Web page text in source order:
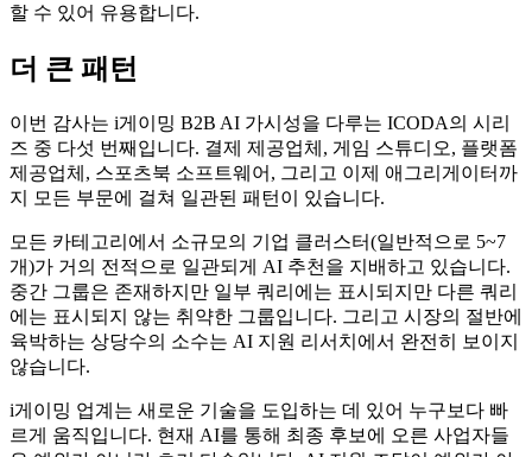
할 수 있어 유용합니다.
더 큰 패턴
이번 감사는 i게이밍 B2B AI 가시성을 다루는 ICODA의 시리
즈 중 다섯 번째입니다. 결제 제공업체, 게임 스튜디오, 플랫폼
제공업체, 스포츠북 소프트웨어, 그리고 이제 애그리게이터까
지 모든 부문에 걸쳐 일관된 패턴이 있습니다.
모든 카테고리에서 소규모의 기업 클러스터(일반적으로 5~7
개)가 거의 전적으로 일관되게 AI 추천을 지배하고 있습니다.
중간 그룹은 존재하지만 일부 쿼리에는 표시되지만 다른 쿼리
에는 표시되지 않는 취약한 그룹입니다. 그리고 시장의 절반에
육박하는 상당수의 소수는 AI 지원 리서치에서 완전히 보이지
않습니다.
i게이밍 업계는 새로운 기술을 도입하는 데 있어 누구보다 빠
르게 움직입니다. 현재 AI를 통해 최종 후보에 오른 사업자들